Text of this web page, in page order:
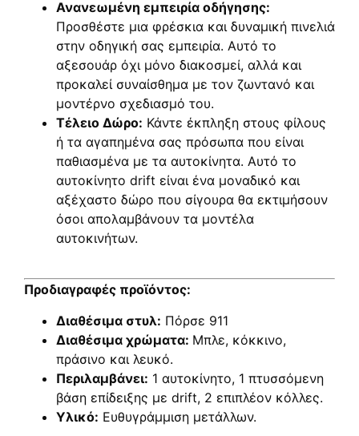
Ανανεωμένη εμπειρία οδήγησης:
Προσθέστε μια φρέσκια και δυναμική πινελιά
στην οδηγική σας εμπειρία. Αυτό το
αξεσουάρ όχι μόνο διακοσμεί, αλλά και
προκαλεί συναίσθημα με τον ζωντανό και
μοντέρνο σχεδιασμό του.
Τέλειο Δώρο: Κάντε έκπληξη στους φίλους
ή τα αγαπημένα σας πρόσωπα που είναι
παθιασμένα με τα αυτοκίνητα. Αυτό το
αυτοκίνητο drift είναι ένα μοναδικό και
αξέχαστο δώρο που σίγουρα θα εκτιμήσουν
όσοι απολαμβάνουν τα μοντέλα
αυτοκινήτων.
Προδιαγραφές προϊόντος:
Διαθέσιμα στυλ: Πόρσε 911
Διαθέσιμα χρώματα: Μπλε, κόκκινο,
πράσινο και λευκό.
Περιλαμβάνει: 1 αυτοκίνητο, 1 πτυσσόμενη
βάση επίδειξης με drift, 2 επιπλέον κόλλες.
Υλικό: Ευθυγράμμιση μετάλλων.